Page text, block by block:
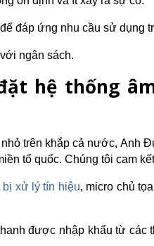
để đáp ứng nhu cầu sử dụng
với ngân sách.
hệ thống
trên khắp cả nước, Anh
tổ quốc. Chúng tôi cam
bị xử lý tín hiệu, micro chủ
được nhập khẩu từ